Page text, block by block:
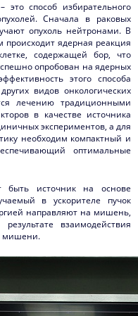
это способ избирательного
Сначала в раковых
опухоль нейтронами. В
происходит ядерная реакция
содержащей бор, что
опробован на ядерных
этого способа
видов онкологических
лечению традиционными
в качестве источника
экспериментов, а для
необходим компактный и
оптимальные
быть источник на основе
в ускорителе пучок
направляют на мишень,
взаимодействия
мишени.